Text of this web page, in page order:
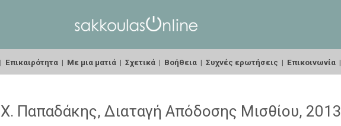
| Επικαιρότητα | Με μια ματιά | Σχετικά | Βοήθεια | Συχνές ερωτήσεις | Επικοινωνία |
Χ. Παπαδάκης, Διαταγή Απόδοσης Μισθίου, 2013